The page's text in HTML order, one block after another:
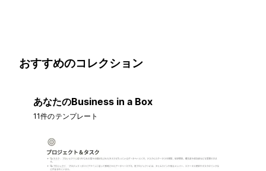
おすすめのコレクション
あなたのBusiness in a Box
11件のテンプレート